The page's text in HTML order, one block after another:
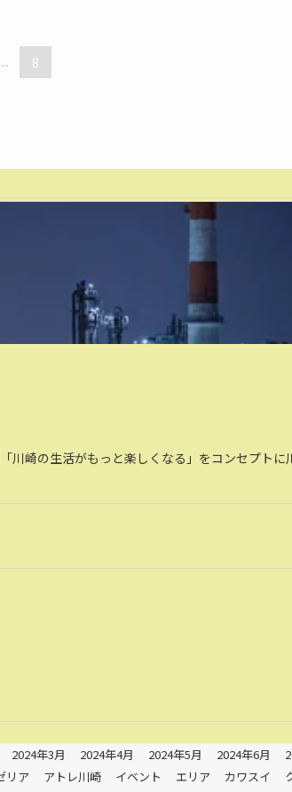
... 8
川崎の生活がもっと楽しくなる」をコンセプトに
2024年3月 2024年4月 2024年5月 2024年6月
リア アトレ川崎 イベント エリア カワスイ